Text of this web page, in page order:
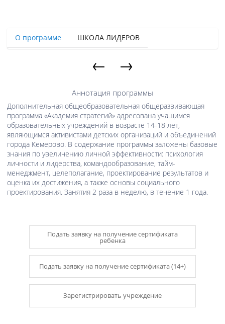
О программе ШКОЛА ЛИДЕРОВ
← →
Аннотация программы
Дополнительная общеобразовательная общеразвивающая
программа «Академия стратегий» адресована учащимся
образовательных учреждений в возрасте 14-18 лет,
являющимся активистами детских организаций и объединений
города Кемерово. В содержание программы заложены базовые
знания по увеличению личной эффективности: психология
личности и лидерства, командообразование, тайм-
менеджмент, целеполагание, проектирование результатов и
оценка их достижения, а также основы социального
проектирования. Занятия 2 раза в неделю, в течение 1 года.
Подать заявку на получение сертификата
ребенка
Подать заявку на получение сертификата (14+)
Зарегистрировать учреждение